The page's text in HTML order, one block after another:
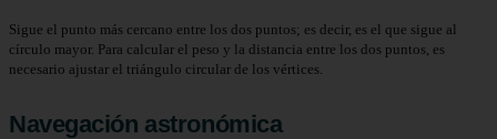
Sigue el punto más cercano entre los dos puntos; es decir, es el que sigue al
círculo mayor. Para calcular el peso y la distancia entre los dos puntos, es
necesario ajustar el triángulo circular de los vértices.
Navegación astronómica